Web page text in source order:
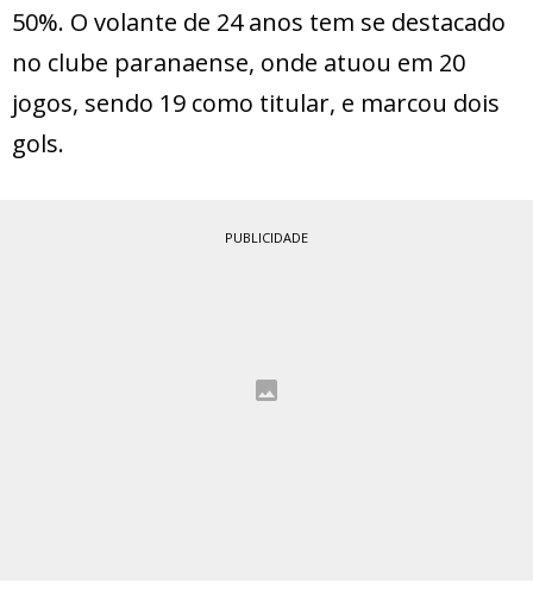
50%. O volante de 24 anos tem se destacado
no clube paranaense, onde atuou em 20
jogos, sendo 19 como titular, e marcou dois
gols.
PUBLICIDADE